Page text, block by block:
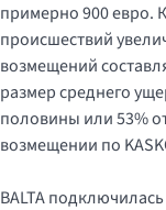
примерно 900 евро.
происшествий
возмещений
размер среднего
половины или 53%
возмещении по
BALTA